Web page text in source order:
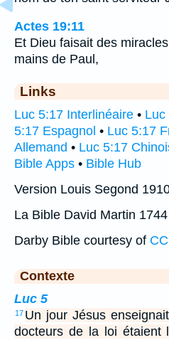
Actes 19:11
Et Dieu faisait des
mains de Paul,
Links
Luc 5:17 Interlinéaire • Luc
5:17 Espagnol • Luc 5:17
Allemand • Luc 5:17
Bible Apps • Bible Hub
Version Louis Segond
La Bible David Martin 1744
Darby Bible courtesy of
Contexte
Luc 5
17 Un jour Jésus
docteurs de la loi étaient